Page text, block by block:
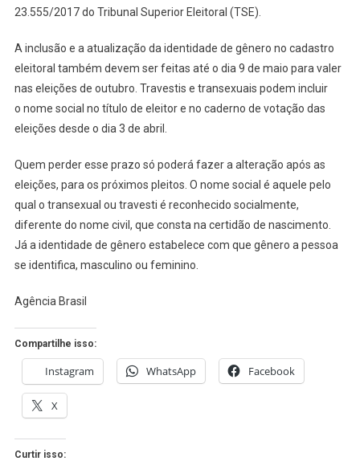
23.555/2017 do Tribunal Superior Eleitoral (TSE).
A inclusão e a atualização da identidade de gênero no cadastro
eleitoral também devem ser feitas até o dia 9 de maio para valer
nas eleições de outubro. Travestis e transexuais podem incluir
o nome social no título de eleitor e no caderno de votação das
eleições desde o dia 3 de abril.
Quem perder esse prazo só poderá fazer a alteração após as
eleições, para os próximos pleitos. O nome social é aquele pelo
qual o transexual ou travesti é reconhecido socialmente,
diferente do nome civil, que consta na certidão de nascimento.
Já a identidade de gênero estabelece com que gênero a pessoa
se identifica, masculino ou feminino.
Agência Brasil
Compartilhe isso:
Instagram WhatsApp Facebook
X
Curtir isso: